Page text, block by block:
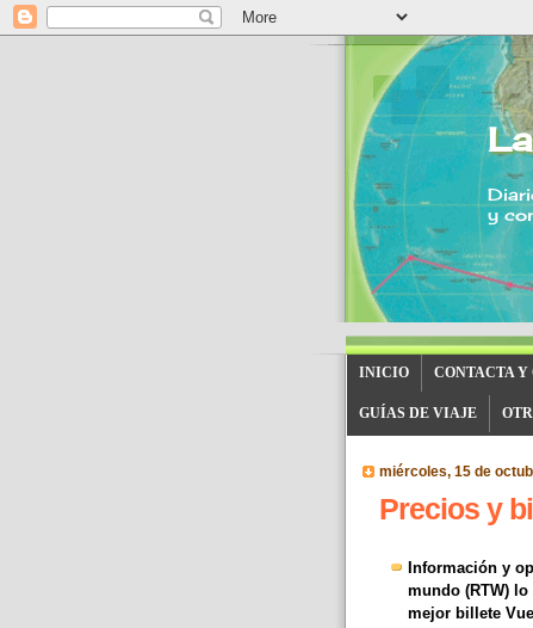
y
INICIO CONTACTA Y
GUÍAS DE VIAJE
miércoles, 15 de
Precios y
Información y
mundo (RTW)
mejor billete